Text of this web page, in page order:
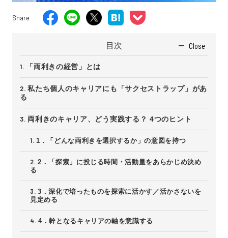
Share
目次 Close
「両利きの経営」とは
私たち個人のキャリアにも「サクセストラップ」があ
る
両利きのキャリア、どう実践する？ 4つのヒント
1．「どんな両利きを選択するか」の意図を持つ
2．「探索」に投じる時間・活動量をあらかじめ決め
る
3．深化で培ったものを探索に活かす／活かさないを
見定める
4．幹となるキャリアの軸を意識する